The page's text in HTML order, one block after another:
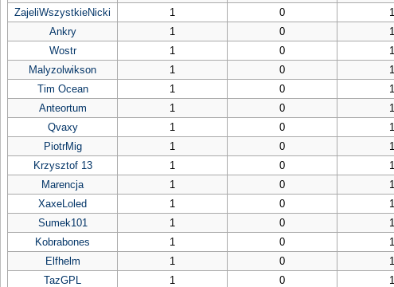
ZajeliWszystkieNicki
1 0 1
Ankry
1 0 1
Wostr
1 0 1
Malyzolwikson
1 0 1
Tim Ocean
1 0 1
Anteortum
1 0 1
Qvaxy
1 0 1
PiotrMig
1 0 1
Krzysztof 13
1 0 1
Marencja
1 0 1
XaxeLoled
1 0 1
Sumek101
1 0 1
Kobrabones
1 0 1
Elfhelm
1 0 1
TazGPL
1 0 1